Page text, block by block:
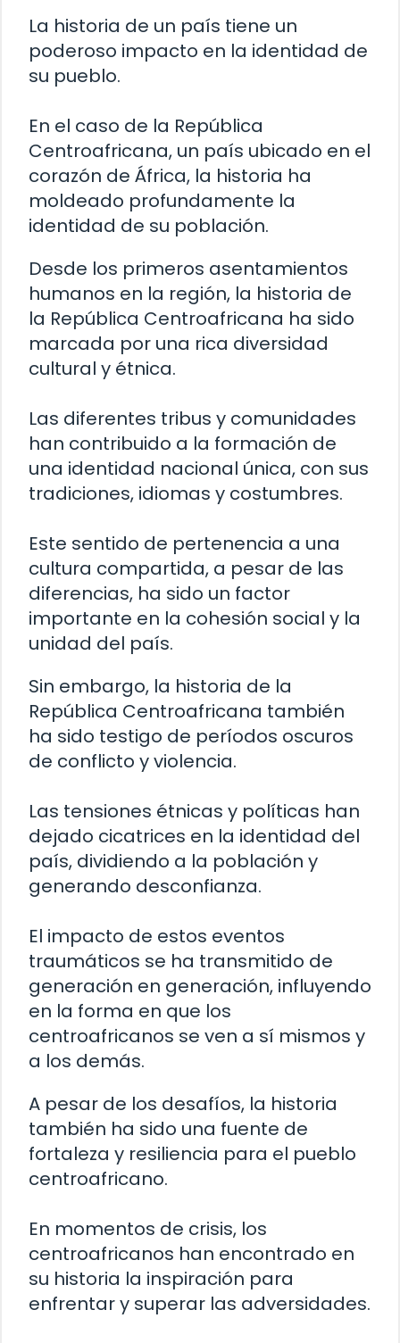
La historia de un país tiene un
poderoso impacto en la identidad de
su pueblo.
En el caso de la República
Centroafricana, un país ubicado en el
corazón de África, la historia ha
moldeado profundamente la
identidad de su población.
Desde los primeros asentamientos
humanos en la región, la historia de
la República Centroafricana ha sido
marcada por una rica diversidad
cultural y étnica.
Las diferentes tribus y comunidades
han contribuido a la formación de
una identidad nacional única, con sus
tradiciones, idiomas y costumbres.
Este sentido de pertenencia a una
cultura compartida, a pesar de las
diferencias, ha sido un factor
importante en la cohesión social y la
unidad del país.
Sin embargo, la historia de la
República Centroafricana también
ha sido testigo de períodos oscuros
de conflicto y violencia.
Las tensiones étnicas y políticas han
dejado cicatrices en la identidad del
país, dividiendo a la población y
generando desconfianza.
El impacto de estos eventos
traumáticos se ha transmitido de
generación en generación, influyendo
en la forma en que los
centroafricanos se ven a sí mismos y
a los demás.
A pesar de los desafíos, la historia
también ha sido una fuente de
fortaleza y resiliencia para el pueblo
centroafricano.
En momentos de crisis, los
centroafricanos han encontrado en
su historia la inspiración para
enfrentar y superar las adversidades.